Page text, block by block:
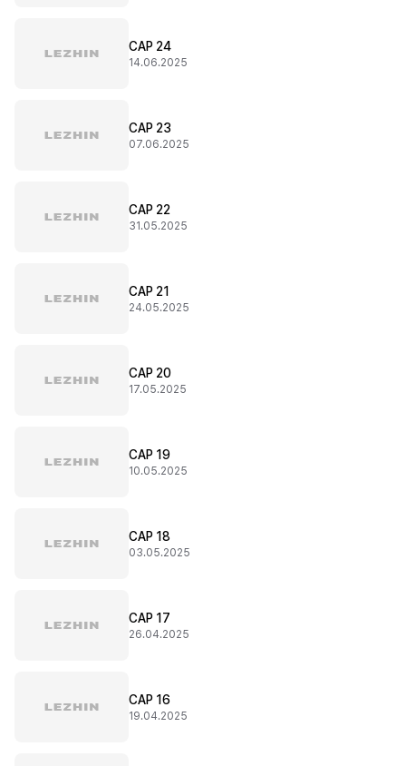
CAP 24
14.06.2025
CAP 23
07.06.2025
CAP 22
31.05.2025
CAP 21
24.05.2025
CAP 20
17.05.2025
CAP 19
10.05.2025
CAP 18
03.05.2025
CAP 17
26.04.2025
CAP 16
19.04.2025